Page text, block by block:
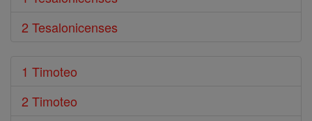
2 Tesalonicenses
1 Timoteo
2 Timoteo